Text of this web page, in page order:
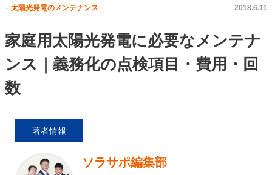
– 太陽光発電のメンテナンス 2018.6.11
家庭用太陽光発電に必要なメンテナ
ンス｜義務化の点検項目・費用・回
数
ソラサポ編集部